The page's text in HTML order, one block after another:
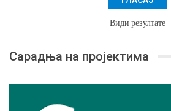
Види резултате
Сарадња на пројектима